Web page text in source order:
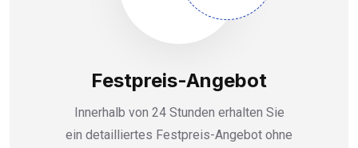
Festpreis-Angebot
Innerhalb von 24 Stunden erhalten Sie
ein detailliertes Festpreis-Angebot ohne